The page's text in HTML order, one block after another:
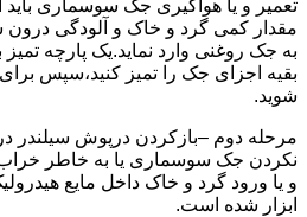
تعمیر و یا هواگیری جک سوسماری باید
مقدار کمی گرد و خاک و آلودگی درون
به جک روغنی وارد نماید.یک پارچه
بقیه اجزای جک را تمیز کنید،سپس
شوید.
مرحله دوم –بازکردن درپوش سیلندر
نکردن جک سوسماری یا به خاطر
و یا ورود گرد و خاک داخل مایع
ابزار شده است.